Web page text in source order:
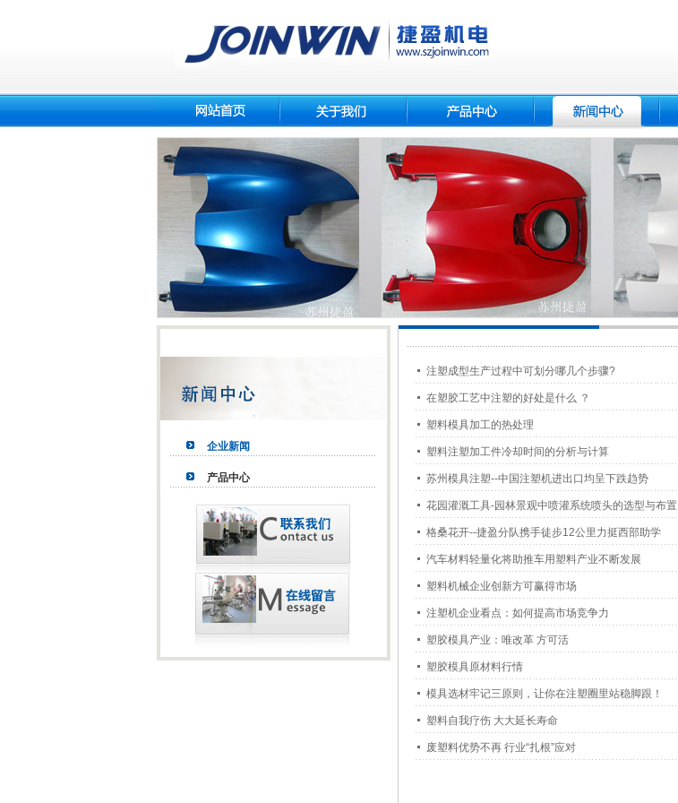
企业新闻
产品中心
注塑成型生产过程中可划分哪几个步骤?
在塑胶工艺中注塑的好处是什么 ？
塑料模具加工的热处理
塑料注塑加工件冷却时间的分析与计算
苏州模具注塑--中国注塑机进出口均呈下跌趋势
花园灌溉工具-园林景观中喷灌系统喷头的选型与布置
格桑花开--捷盈分队携手徒步12公里力挺西部助学
汽车材料轻量化将助推车用塑料产业不断发展
塑料机械企业创新方可赢得市场
注塑机企业看点：如何提高市场竞争力
塑胶模具产业：唯改革 方可活
塑胶模具原材料行情
模具选材牢记三原则，让你在注塑圈里站稳脚跟！
塑料自我疗伤 大大延长寿命
废塑料优势不再 行业“扎根”应对